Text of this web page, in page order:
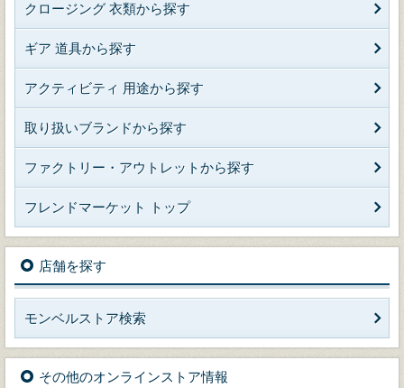
クロージング 衣類から探す
ギア 道具から探す
アクティビティ 用途から探す
取り扱いブランドから探す
ファクトリー・アウトレットから探す
フレンドマーケット トップ
店舗を探す
モンベルストア検索
その他のオンラインストア情報